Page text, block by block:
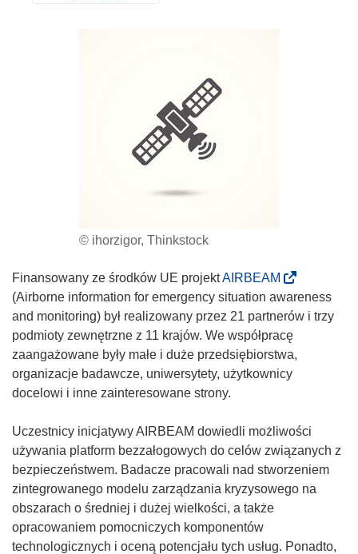
© ihorzigor, Thinkstock
Finansowany ze środków UE projektAIRBEAM
o
d
n
o
ś
k
o
t
w
(Airborne information for emergency situation awareness
and monitoring) był realizowany przez 21 partnerów i trzy
podmioty zewnętrzne z 11 krajów. We współpracę
zaangażowane były małe i duże przedsiębiorstwa,
organizacje badawcze, uniwersytety, użytkownicy
docelowi i inne zainteresowane strony.
Uczestnicy inicjatywy AIRBEAM dowiedli możliwości
używania platform bezzałogowych do celów związanych z
bezpieczeństwem. Badacze pracowali nad stworzeniem
zintegrowanego modelu zarządzania kryzysowego na
obszarach o średniej i dużej wielkości, a także
opracowaniem pomocniczych komponentów
technologicznych i oceną potencjału tych usług. Ponadto,